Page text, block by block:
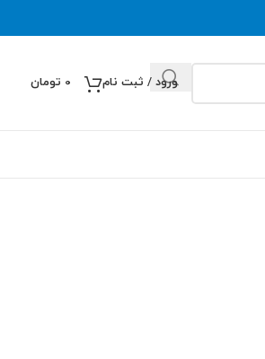
ورود / ثبت نام 0 تومان